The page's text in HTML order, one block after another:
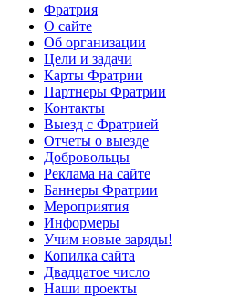
Фратрия
О сайте
Об организации
Цели и задачи
Карты Фратрии
Партнеры Фратрии
Контакты
Выезд с Фратрией
Отчеты о выезде
Добровольцы
Реклама на сайте
Баннеры Фратрии
Мероприятия
Информеры
Учим новые заряды!
Копилка сайта
Двадцатое число
Наши проекты